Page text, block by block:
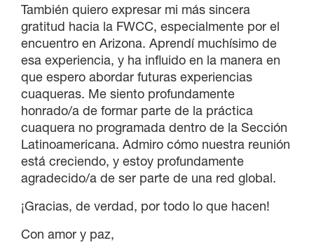
También quiero expresar mi más sincera
gratitud hacia la FWCC, especialmente por el
encuentro en Arizona. Aprendí muchísimo de
esa experiencia, y ha influido en la manera en
que espero abordar futuras experiencias
cuaqueras. Me siento profundamente
honrado/a de formar parte de la práctica
cuaquera no programada dentro de la Sección
Latinoamericana. Admiro cómo nuestra reunión
está creciendo, y estoy profundamente
agradecido/a de ser parte de una red global.
¡Gracias, de verdad, por todo lo que hacen!
Con amor y paz,